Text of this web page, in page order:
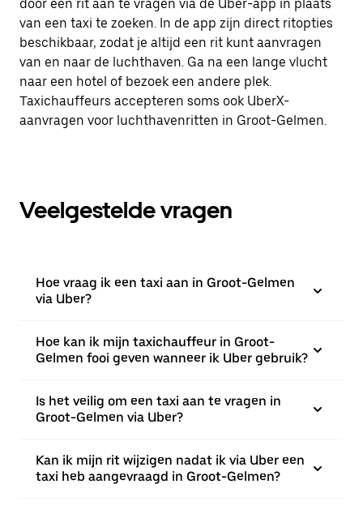
door een rit aan te vragen via de Uber-app in plaats
van een taxi te zoeken. In de app zijn direct ritopties
beschikbaar, zodat je altijd een rit kunt aanvragen
van en naar de luchthaven. Ga na een lange vlucht
naar een hotel of bezoek een andere plek.
Taxichauffeurs accepteren soms ook UberX-
aanvragen voor luchthavenritten in Groot-Gelmen.
Veelgestelde vragen
Hoe vraag ik een taxi aan in Groot-Gelmen
via Uber?
Hoe kan ik mijn taxichauffeur in Groot-
Gelmen fooi geven wanneer ik Uber gebruik?
Is het veilig om een taxi aan te vragen in
Groot-Gelmen via Uber?
Kan ik mijn rit wijzigen nadat ik via Uber een
taxi heb aangevraagd in Groot-Gelmen?